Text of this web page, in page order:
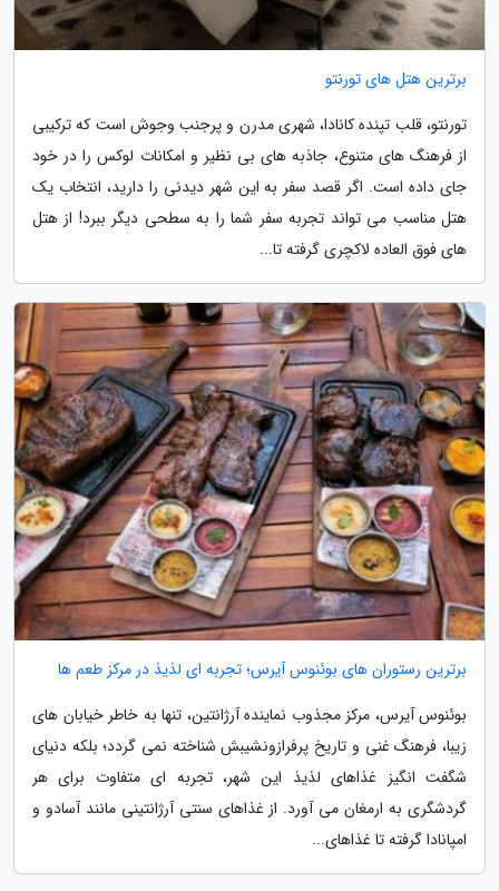
برترین هتل های تورنتو
تورنتو، قلب تپنده کانادا، شهری مدرن و پرجنب وجوش است که ترکیبی
از فرهنگ های متنوع، جاذبه های بی نظیر و امکانات لوکس را در خود
جای داده است. اگر قصد سفر به این شهر دیدنی را دارید، انتخاب یک
هتل مناسب می تواند تجربه سفر شما را به سطحی دیگر ببرد! از هتل
های فوق العاده لاکچری گرفته تا...
برترین رستوران های بوئنوس آیرس؛ تجربه ای لذیذ در مرکز طعم ها
بوئنوس آیرس، مرکز مجذوب نماینده آرژانتین، تنها به خاطر خیابان های
زیبا، فرهنگ غنی و تاریخ پرفرازونشیبش شناخته نمی گردد؛ بلکه دنیای
شگفت انگیز غذاهای لذیذ این شهر، تجربه ای متفاوت برای هر
گردشگری به ارمغان می آورد. از غذاهای سنتی آرژانتینی مانند آسادو و
امپانادا گرفته تا غذاهای...